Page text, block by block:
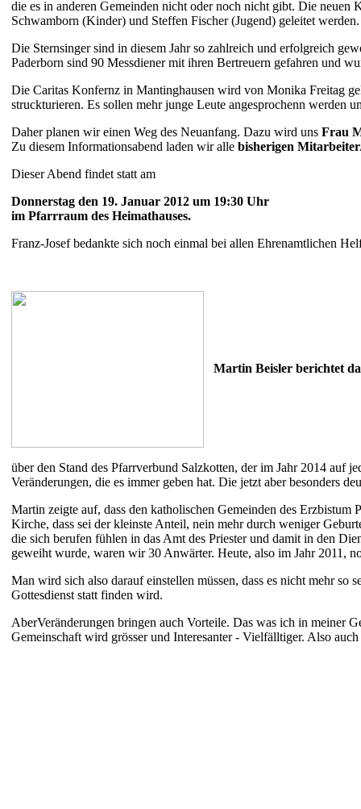
die es in anderen Gemeinden nicht oder noch nicht gibt. Die
Schwamborn (Kinder) und Steffen Fischer (Jugend) geleitet werden.
Die Sternsinger sind in diesem Jahr so zahlreich und erfolgreich
Paderborn sind 90 Messdiener mit ihren Bertreuern gefahren und
Die Caritas Konfernz in Mantinghausen wird von Monika Freitag
struckturieren. Es sollen mehr junge Leute angesprochenn werden
Daher planen wir einen Weg des Neuanfang. Dazu wird uns Frau
Zu diesem Informationsabend laden wir alle bisherigen
Dieser Abend findet statt am
Donnerstag den 19. Januar 2012 um 19:30 Uhr
im Pfarrraum des Heimathauses.
Franz-Josef bedankte sich noch einmal bei allen Ehrenamtlichen
Martin Beisler berichtet
über den Stand des Pfarrverbund Salzkotten, der im Jahr 2014 auf
Veränderungen, die es immer geben hat. Die jetzt aber besonders
Martin zeigte auf, dass den katholischen Gemeinden des
Kirche, dass sei der kleinste Anteil, nein mehr durch weniger
die sich berufen fühlen in das Amt des Priester und damit in den
geweiht wurde, waren wir 30 Anwärter. Heute, also im Jahr 2011,
Man wird sich also darauf einstellen müssen, dass es nicht mehr so
Gottesdienst statt finden wird.
AberVeränderungen bringen auch Vorteile. Das was ich in meiner
Gemeinschaft wird grösser und Interesanter - Vielfälltiger. Also